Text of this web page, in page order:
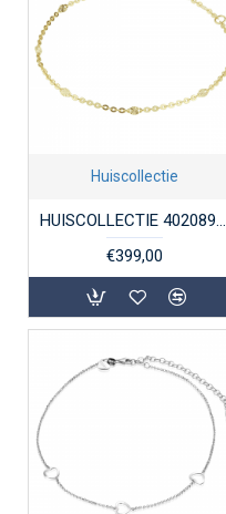
Huiscollectie
HUISCOLLECTIE 4020893 GOUDEN ENKELBANDJE FANTASIESCHAKEL POLI 3MM 24 CM.
€399,00